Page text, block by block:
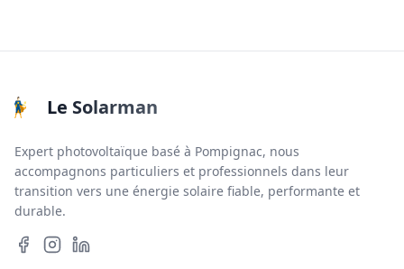
Le Solarman
Expert photovoltaïque basé à Pompignac, nous
accompagnons particuliers et professionnels dans leur
transition vers une énergie solaire fiable, performante et
durable.